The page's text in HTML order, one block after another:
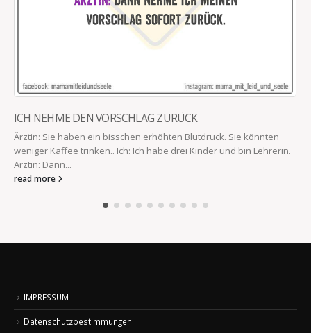
ICH NEHME DEN VORSCHLAG ZURÜCK
Ärztin: Sie haben ein bisschen erhöhten Blutdruck. Sie könnten
weniger Kaffee trinken.. Ich: Ich habe drei Kinder und bin Lehrerin.
Ärztin: Dann...
read more
IMPRESSUM
Datenschutzbestimmungen